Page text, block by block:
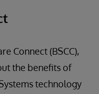
Connect (BSCC),
the benefits of
technology